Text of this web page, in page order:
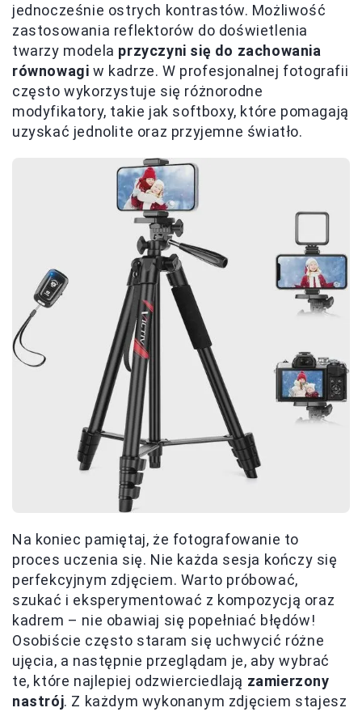
jednocześnie ostrych kontrastów. Możliwość
zastosowania reflektorów do doświetlenia
twarzy modela przyczyni się do zachowania
równowagi w kadrze. W profesjonalnej fotografii
często wykorzystuje się różnorodne
modyfikatory, takie jak softboxy, które pomagają
uzyskać jednolite oraz przyjemne światło.
Na koniec pamiętaj, że fotografowanie to
proces uczenia się. Nie każda sesja kończy się
perfekcyjnym zdjęciem. Warto próbować,
szukać i eksperymentować z kompozycją oraz
kadrem – nie obawiaj się popełniać błędów!
Osobiście często staram się uchwycić różne
ujęcia, a następnie przeglądam je, aby wybrać
te, które najlepiej odzwierciedlają zamierzony
nastrój. Z każdym wykonanym zdjęciem stajesz